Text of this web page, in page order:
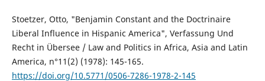
Stoetzer, Otto, "Benjamin Constant and the Doctrinaire
Liberal Influence in Hispanic America", Verfassung Und
Recht in Übersee / Law and Politics in Africa, Asia and Latin
America, n°11(2) (1978): 145-165.
https://doi.org/10.5771/0506-7286-1978-2-145